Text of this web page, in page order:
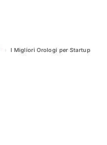
›
I Migliori Orologi per Startup